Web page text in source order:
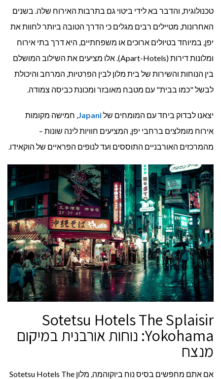
טכנולוגית, והדבר בא לידי ביטוי גם בתרבות האירוח שלה. בשנים
האחרונות, מטיילים רבים מגלים כי הדרך הטובה ביותר לחוות את
יפן, במיוחד בטיולים ארוכים או משפחתיים, היא דרך בתי אירוח
ומלונות דירות (Apart-Hotels). אלו מציעים את השילוב המושלם
בין הנוחות והשירות של בית מלון לבין הפרטיות, המרחב והיכולת
לבשל "כמו בבית" עם מטבח מאובזר ומכונת כביסה צמודה.
יצאנו לבדוק ביחד עם המומחים שלJapani, חמישה מקומות
אירוח מומלצים ברחבי יפן, המציעים חוויות לינה שונות –
מהמרכזים האורבניים התוססים ועד לנופים הפראיים של הוקאידו.
Sotetsu Hotels The Splaisir
Yokohama: נוחות אורבנית במיקום
מנצח
אם אתם מחפשים בסיס נוח ביוקוהמה, מלון Sotetsu Hotels The